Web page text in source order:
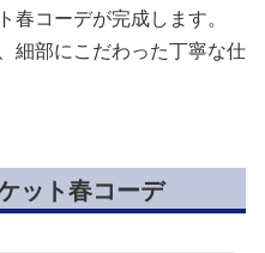
コーデが完成します。
細部にこだわった丁寧な仕
ット春コーデ